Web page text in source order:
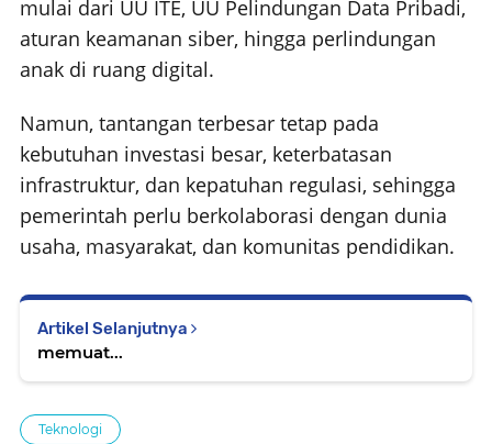
mulai dari UU ITE, UU Pelindungan Data Pribadi,
aturan keamanan siber, hingga perlindungan
anak di ruang digital.
Namun, tantangan terbesar tetap pada
kebutuhan investasi besar, keterbatasan
infrastruktur, dan kepatuhan regulasi, sehingga
pemerintah perlu berkolaborasi dengan dunia
usaha, masyarakat, dan komunitas pendidikan.
Artikel Selanjutnya
memuat...
Teknologi